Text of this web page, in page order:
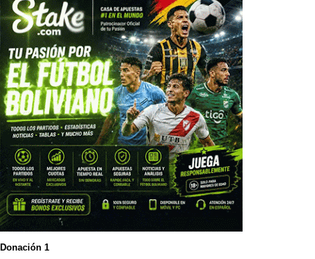
Donación 1